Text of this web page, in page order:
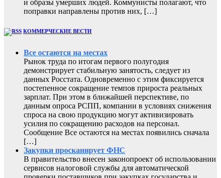
и образы умерших людей. Коммунисты полагают, что
поправки направлены против них, […]
КОММЕРЧЕСКИЕ ВЕСТИ
Все остаются на местах
Рынок труда по итогам первого полугодия
демонстрирует стабильную занятость, следует из
данных Росстата. Одновременно с этим фиксируется
постепенное сокращение темпов прироста реальных
зарплат. При этом в ближайшей перспективе, по
данным опроса РСПП, компании в условиях снижения
спроса на свою продукцию могут активизировать
усилия по сокращению расходов на персонал.
Сообщение Все остаются на местах появились сначала
[…]
Закупки просканирует ФНС
В правительство внесен законопроект об использовании
сервисов налоговой службы для автоматической